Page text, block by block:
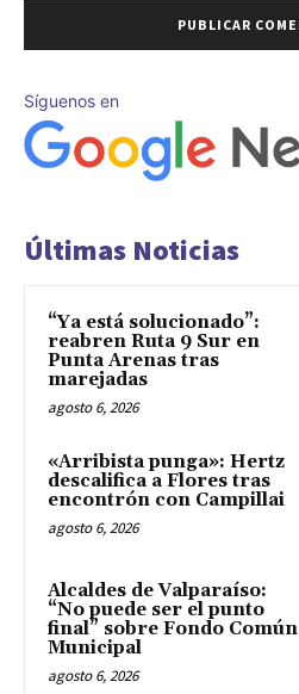
Síguenos en
Últimas Noticias
“Ya está solucionado”:
reabren Ruta 9 Sur en
Punta Arenas tras
marejadas
agosto 6, 2026
«Arribista punga»: Hertz
descalifica a Flores tras
encontrón con Campillai
agosto 6, 2026
Alcaldes de Valparaíso:
“No puede ser el punto
final” sobre Fondo Común
Municipal
agosto 6, 2026